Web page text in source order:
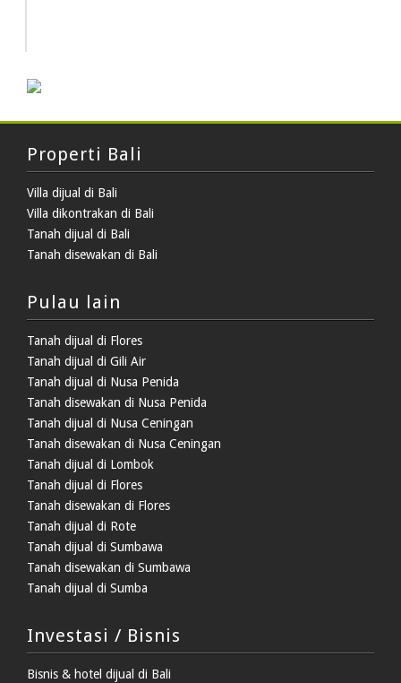
Properti Bali
Villa dijual di Bali
Villa dikontrakan di Bali
Tanah dijual di Bali
Tanah disewakan di Bali
Pulau lain
Tanah dijual di Flores
Tanah dijual di Gili Air
Tanah dijual di Nusa Penida
Tanah disewakan di Nusa Penida
Tanah dijual di Nusa Ceningan
Tanah disewakan di Nusa Ceningan
Tanah dijual di Lombok
Tanah dijual di Flores
Tanah disewakan di Flores
Tanah dijual di Rote
Tanah dijual di Sumbawa
Tanah disewakan di Sumbawa
Tanah dijual di Sumba
Investasi / Bisnis
Bisnis & hotel dijual di Bali